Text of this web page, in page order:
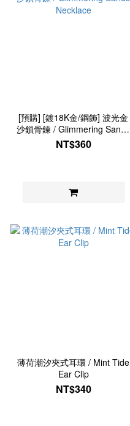
[預購] [鍍18K金/鋼飾] 波光金
沙鎖骨鍊 / Glimmering Sands
Necklace
NT$360
薄荷潮汐夾式耳環 / Mint Tide
Ear Clip
NT$340